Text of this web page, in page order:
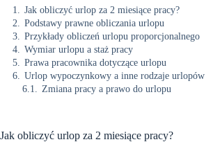
1.
Jak obliczyć urlop za 2 miesiące pracy?
2.
Podstawy prawne obliczania urlopu
3.
Przykłady obliczeń urlopu proporcjonalnego
4.
Wymiar urlopu a staż pracy
5.
Prawa pracownika dotyczące urlopu
6.
Urlop wypoczynkowy a inne rodzaje urlopów
6.1.
Zmiana pracy a prawo do urlopu
Jak obliczyć urlop za 2 miesiące pracy?